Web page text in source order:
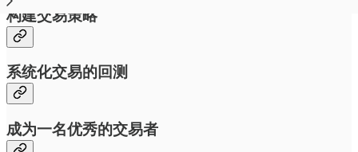
构建交易策略
系统化交易的回测
成为一名优秀的交易者